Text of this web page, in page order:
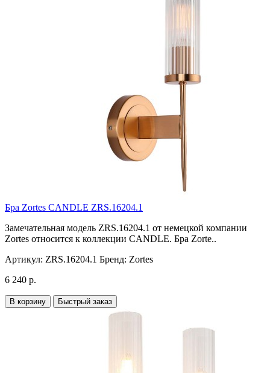
Бра Zortes CANDLE ZRS.16204.1
Замечательная модель ZRS.16204.1 от немецкой компании
Zortes относится к коллекции CANDLE. Бра Zorte..
Артикул: ZRS.16204.1 Бренд: Zortes
6 240 р.
В корзину Быстрый заказ